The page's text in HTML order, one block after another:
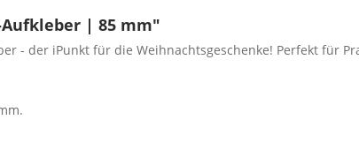
| 85 mm"
- der iPunkt für die Weihnachtsgeschenke! Perfekt für